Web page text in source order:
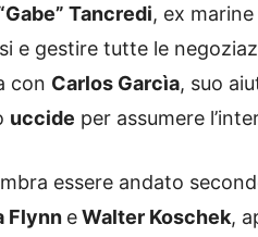
Tancredi, ex
e gestire tutte le
con Carlos Garcìa, suo
uccide per assumere
essere andato
Flynn eWalter Koschek,